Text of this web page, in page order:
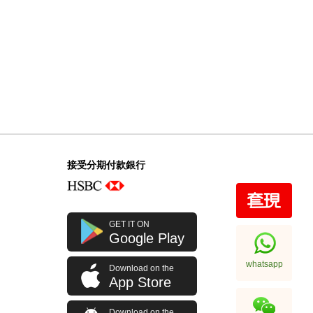
接受分期付款銀行
GET IT ON
Google Play
Download on the
App Store
whatsapp